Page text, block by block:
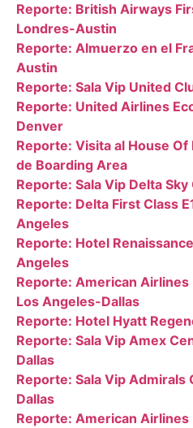
Reporte: British Airways
Londres-Austin
Reporte: Almuerzo en el
Austin
Reporte: Sala Vip United
Reporte: United Airlines
Denver
Reporte: Visita al House
de Boarding Area
Reporte: Sala Vip Delta
Reporte: Delta First Class
Angeles
Reporte: Hotel
Angeles
Reporte: American Airlines
Los Angeles-Dallas
Reporte: Hotel Hyatt
Reporte: Sala Vip Amex
Dallas
Reporte: Sala Vip
Dallas
Reporte: American